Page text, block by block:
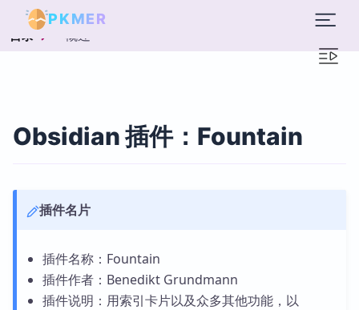
PKMER
目录 概述
Obsidian 插件：Fountain
插件名片
插件名称：Fountain
插件作者：Benedikt Grundmann
插件说明：用索引卡片以及众多其他功能，以